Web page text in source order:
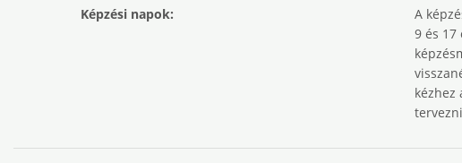
Képzési napok:
A
9 és
kézhez